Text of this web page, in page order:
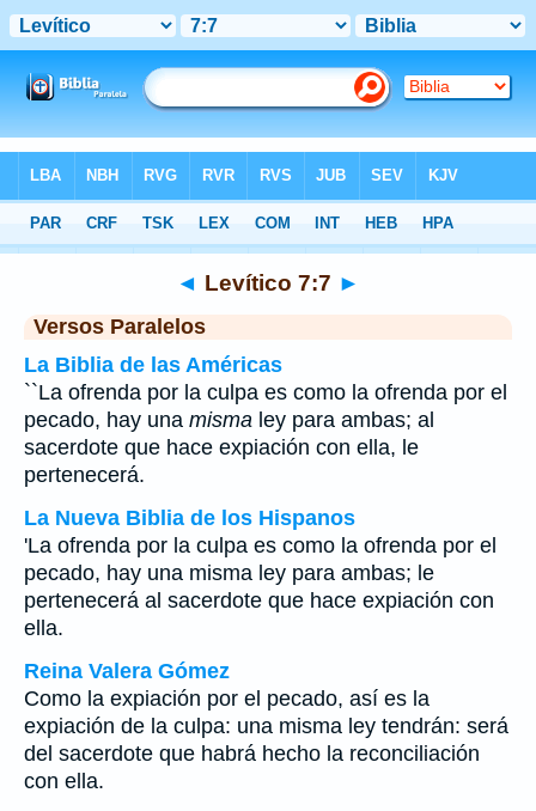
>Levítico Capítulo 7 > Verso 7
◄ Levítico 7:7 ►
Versos Paralelos
La Biblia de las Américas
``La ofrenda por la culpa es como la ofrenda por el
pecado, hay una misma ley para ambas; al
sacerdote que hace expiación con ella, le
pertenecerá.
La Nueva Biblia de los Hispanos
'La ofrenda por la culpa es como la ofrenda por el
pecado, hay una misma ley para ambas; le
pertenecerá al sacerdote que hace expiación con
ella.
Reina Valera Gómez
Como la expiación por el pecado, así es la
expiación de la culpa: una misma ley tendrán: será
del sacerdote que habrá hecho la reconciliación
con ella.